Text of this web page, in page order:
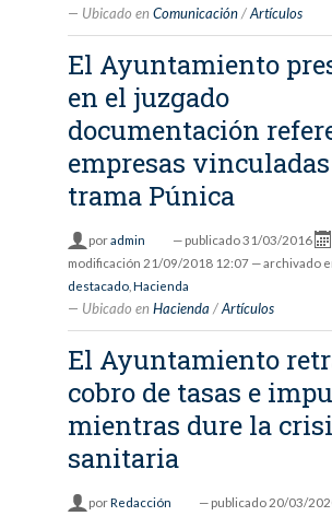
Ubicado en Comunicación /Artículos
El Ayuntamiento
en el juzgado
documentación
empresas
trama Púnica
poradmin — publicado31/03/2016
modificación 21/09/2018 12:07 — archivado
destacado, Hacienda
Ubicado en Hacienda /Artículos
El Ayuntamiento
cobro de tasas e
mientras dure la
sanitaria
porRedacción — publicado 20/03/